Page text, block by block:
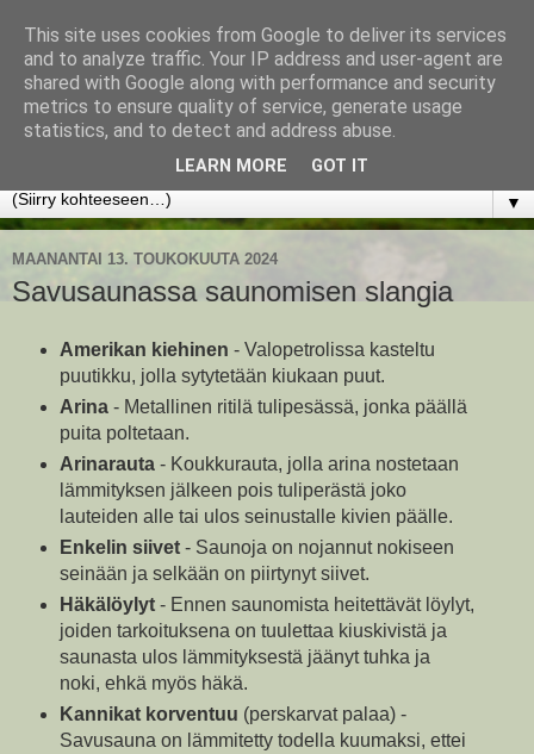
www.jyrkikokko.fi
Uusi Suunta - Jokainen hetki tarjoaa tilaisuuden muuttaa
▼
MAANANTAI 13. TOUKOKUUTA 2024
Savusaunassa saunomisen slangia
Amerikan kiehinen - Valopetrolissa kasteltu
puutikku, jolla sytytetään kiukaan puut.
Arina- Metallinen ritilä tulipesässä, jonka päällä
puita poltetaan.
Arinarauta- Koukkurauta, jolla arina nostetaan
lämmityksen jälkeen pois tuliperästä joko
lauteiden alle tai ulos seinustalle kivien päälle.
Enkelin siivet- Saunoja on nojannut nokiseen
seinään ja selkään on piirtynyt siivet.
Häkälöylyt- Ennen saunomista heitettävät löylyt,
joiden tarkoituksena on tuulettaa kiuskivistä ja
saunasta ulos lämmityksestä jäänyt tuhka ja
noki, ehkä myös häkä.
Kannikat korventuu (perskarvat palaa) -
Savusauna on lämmitetty todella kuumaksi, ettei
This site uses cookies from Google to deliver its services
and to analyze traffic. Your IP address and user-agent are
shared with Google along with performance and security
metrics to ensure quality of service, generate usage
statistics, and to detect and address abuse.
LEARN MORE GOT IT